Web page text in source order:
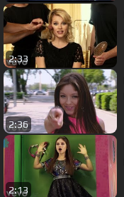
2:33
2:36
2:13